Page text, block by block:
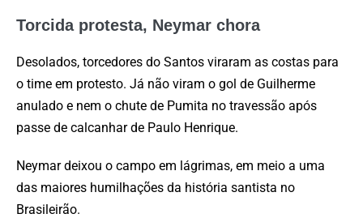
Torcida protesta, Neymar chora
Desolados, torcedores do Santos viraram as costas para
o time em protesto. Já não viram o gol de Guilherme
anulado e nem o chute de Pumita no travessão após
passe de calcanhar de Paulo Henrique.
Neymar deixou o campo em lágrimas, em meio a uma
das maiores humilhações da história santista no
Brasileirão.